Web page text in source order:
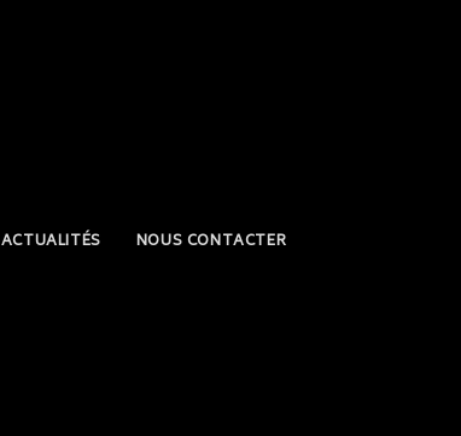
ACTUALITÉS NOUS CONTACTER